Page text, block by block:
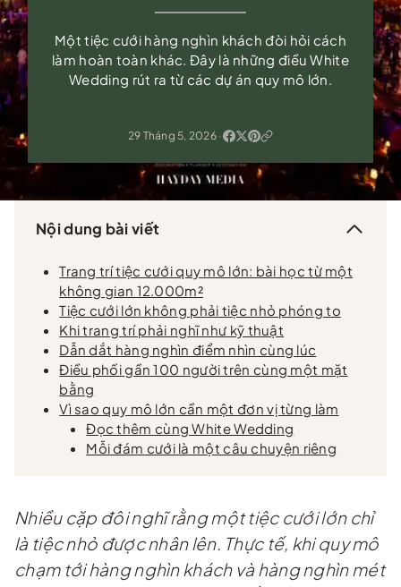
Một tiệc cưới hàng nghìn khách đòi hỏi cách
làm hoàn toàn khác. Đây là những điều White
Wedding rút ra từ các dự án quy mô lớn.
29 Tháng 5, 2026 ·
Nội dung bài viết
Trang trí tiệc cưới quy mô lớn: bài học từ một
không gian 12.000m²
Tiệc cưới lớn không phải tiệc nhỏ phóng to
Khi trang trí phải nghĩ như kỹ thuật
Dẫn dắt hàng nghìn điểm nhìn cùng lúc
Điều phối gần 100 người trên cùng một mặt
bằng
Vì sao quy mô lớn cần một đơn vị từng làm
Đọc thêm cùng White Wedding
Mỗi đám cưới là một câu chuyện riêng
Nhiều cặp đôi nghĩ rằng một tiệc cưới lớn chỉ
là tiệc nhỏ được nhân lên. Thực tế, khi quy mô
chạm tới hàng nghìn khách và hàng nghìn mét